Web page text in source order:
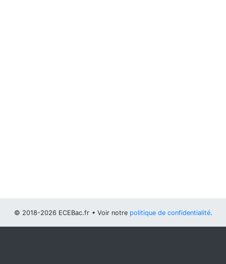
© 2018-2026 ECEBac.fr • Voir notre politique de confidentialité.